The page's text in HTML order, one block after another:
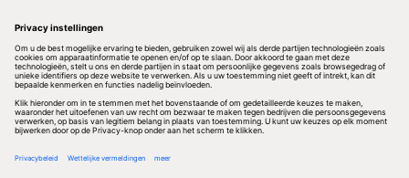
Volg ons
Redactionele partner